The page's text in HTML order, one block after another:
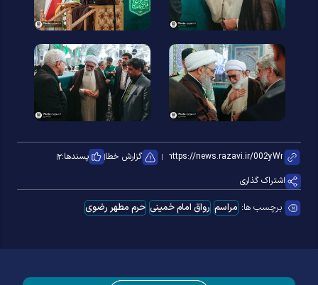
گزارش خطا پسندها:۲
اشتراک گذاری
برچسب ها: مراسم رواق امام خمینی حرم مطهر رضوی